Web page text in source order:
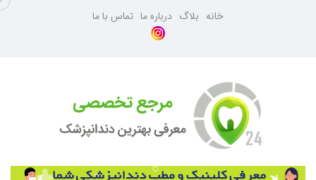
خانه بلاگ درباره ما تماس با ما